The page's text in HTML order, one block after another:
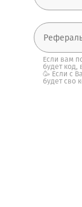
Если вам
будет код,
🥳 Если с
будет сво